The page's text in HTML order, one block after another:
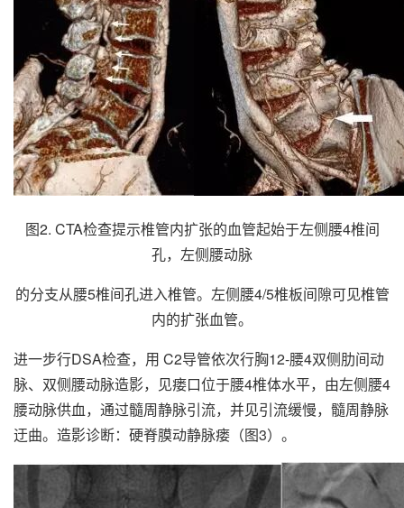
图2. CTA检查提示椎管内扩张的血管起始于左侧腰4椎间
孔，左侧腰动脉
的分支从腰5椎间孔进入椎管。左侧腰4/5椎板间隙可见椎管
内的扩张血管。
进一步行DSA检查，用 C2导管依次行胸12-腰4双侧肋间动
脉、双侧腰动脉造影，见瘘口位于腰4椎体水平，由左侧腰4
腰动脉供血，通过髓周静脉引流，并见引流缓慢，髓周静脉
迂曲。造影诊断：硬脊膜动静脉瘘（图3）。